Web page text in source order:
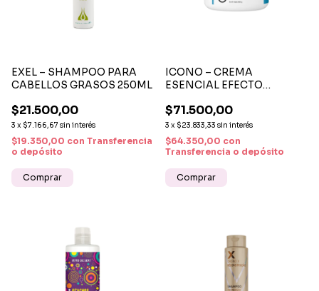
EXEL – SHAMPOO PARA
CABELLOS GRASOS 250ML
$21.500,00
3 x $7.166,67 sin interés
$19.350,00 con Transferencia
o depósito
ICONO – CREMA
ESENCIAL EFECTO
FIRMEZA X 250ML
$71.500,00
3 x $23.833,33 sin interés
$64.350,00 con
Transferencia o depósito